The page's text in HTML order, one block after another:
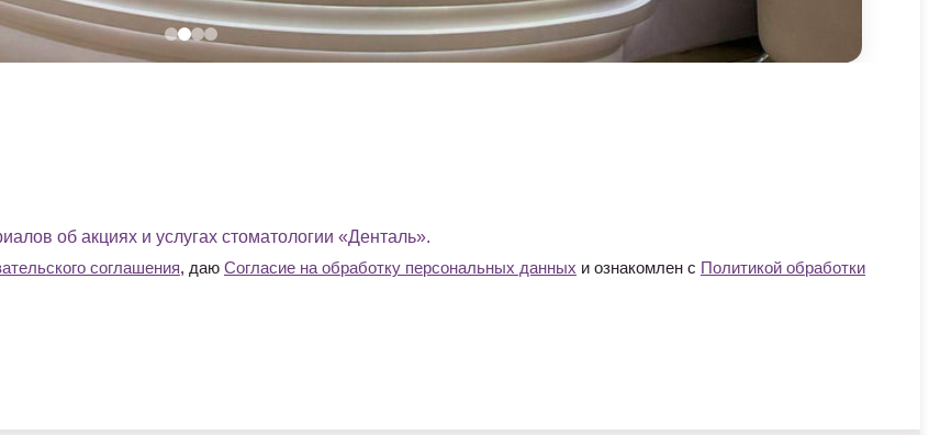
об акциях и услугах стоматологии «Денталь».
соглашения, даю Согласие на обработку персональных данных и ознакомлен с Политикой обработки